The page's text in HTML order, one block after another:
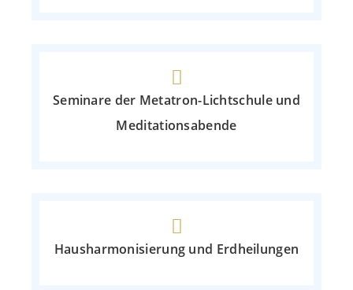
Seminare der Metatron-Lichtschule und
Meditationsabende
Hausharmonisierung und Erdheilungen